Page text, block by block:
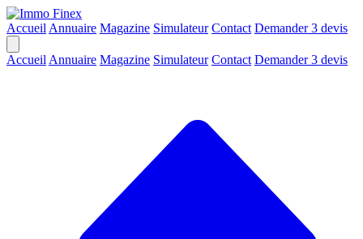
Accueil Annuaire Magazine Simulateur Contact Demander 3 devis
Accueil Annuaire Magazine Simulateur Contact Demander 3 devis